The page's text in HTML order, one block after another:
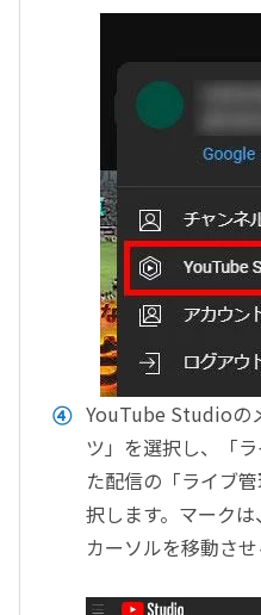
YouTube Studioの
ツ」を選択し、「
た配信の「ライブ
択します。マーク
カーソルを移動させ